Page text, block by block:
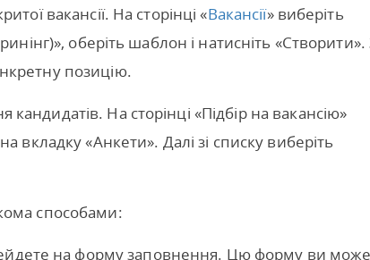
вакансії. На сторінці «Вакансії» виберіть
оберіть шаблон і натисніть «Створити».
позицію.
На сторінці «Підбір на вакансію»
вкладку «Анкети». Далі зі списку виберіть
способами:
на форму заповнення. Цю форму ви